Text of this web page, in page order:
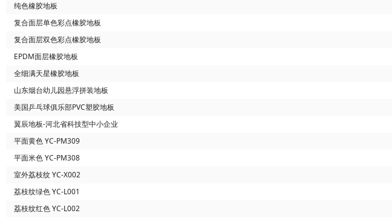
纯色橡胶地板
复合面层单色彩点橡胶地板
复合面层双色彩点橡胶地板
EPDM面层橡胶地板
全细满天星橡胶地板
山东烟台幼儿园悬浮拼装地板
美国乒乓球俱乐部PVC塑胶地板
翼辰地板-河北省科技型中小企业
平面黄色 YC-PM309
平面米色 YC-PM308
室外荔枝纹 YC-X002
荔枝纹绿色 YC-L001
荔枝纹红色 YC-L002